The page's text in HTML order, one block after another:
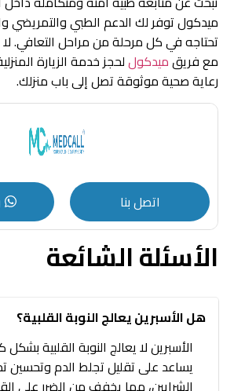
ميدكول توفر لك الدعم الطبي والتمريضي
تحتاجه في كل مرحلة من مراحل التعافي. لا
مع فريقميدكوللحجز خدمة الزيارة
رعاية صحية موثوقة تصل إلى باب منزلك.
اتصل بنا
الأسئلة الشائعة
هل الأسبرين يعالج النوبة القلبية؟
الأسبرين لا يعالج النوبة القلبية
يساعد على تقليل تجلط الدم
الشرايين، مما يخفف من الضرر على